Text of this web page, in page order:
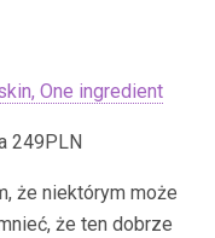
One ingredient
249PLN
że niektórym może
że ten dobrze